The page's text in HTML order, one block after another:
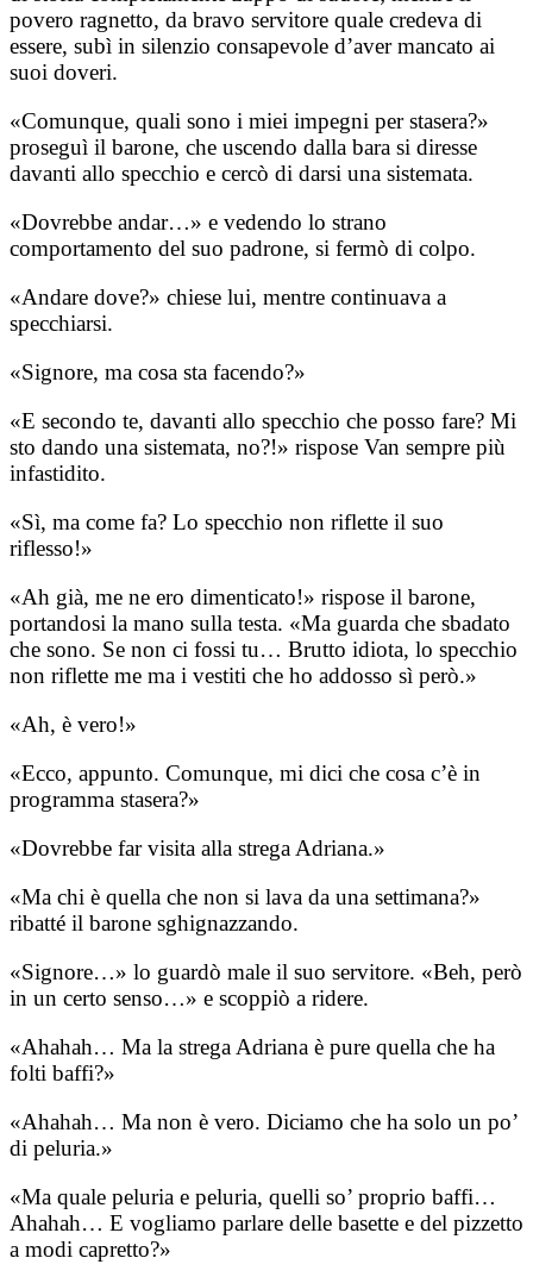
povero ragnetto, da bravo servitore quale credeva di
essere, subì in silenzio consapevole d’aver mancato ai
suoi doveri.
«Comunque, quali sono i miei impegni per stasera?»
proseguì il barone, che uscendo dalla bara si diresse
davanti allo specchio e cercò di darsi una sistemata.
«Dovrebbe andar…» e vedendo lo strano
comportamento del suo padrone, si fermò di colpo.
«Andare dove?» chiese lui, mentre continuava a
specchiarsi.
«Signore, ma cosa sta facendo?»
«E secondo te, davanti allo specchio che posso fare? Mi
sto dando una sistemata, no?!» rispose Van sempre più
infastidito.
«Sì, ma come fa? Lo specchio non riflette il suo
riflesso!»
«Ah già, me ne ero dimenticato!» rispose il barone,
portandosi la mano sulla testa. «Ma guarda che sbadato
che sono. Se non ci fossi tu… Brutto idiota, lo specchio
non riflette me ma i vestiti che ho addosso sì però.»
«Ah, è vero!»
«Ecco, appunto. Comunque, mi dici che cosa c’è in
programma stasera?»
«Dovrebbe far visita alla strega Adriana.»
«Ma chi è quella che non si lava da una settimana?»
ribatté il barone sghignazzando.
«Signore…» lo guardò male il suo servitore. «Beh, però
in un certo senso…» e scoppiò a ridere.
«Ahahah… Ma la strega Adriana è pure quella che ha
folti baffi?»
«Ahahah… Ma non è vero. Diciamo che ha solo un po’
di peluria.»
«Ma quale peluria e peluria, quelli so’ proprio baffi…
Ahahah… E vogliamo parlare delle basette e del pizzetto
a modi capretto?»